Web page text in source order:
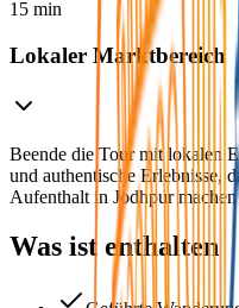
15 min
Lokaler Marktbereich
Beende die Tour mit lokalen
und authentische Erlebnisse,
Aufenthalt in Jodhpur
Was ist enthalten